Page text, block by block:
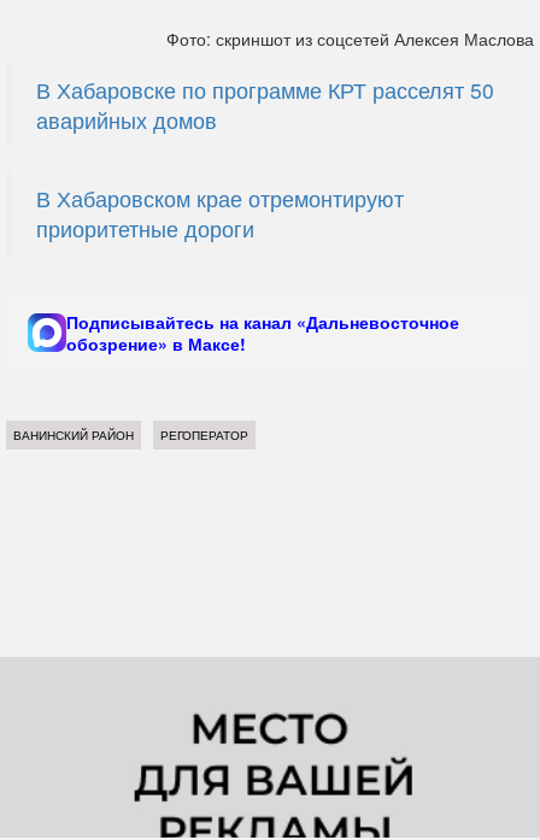
Фото: скриншот из соцсетей Алексея Маслова
В Хабаровске по программе КРТ расселят 50
аварийных домов
В Хабаровском крае отремонтируют
приоритетные дороги
Подписывайтесь на канал «Дальневосточное
обозрение» в Максе!
ВАНИНСКИЙ РАЙОН РЕГОПЕРАТОР